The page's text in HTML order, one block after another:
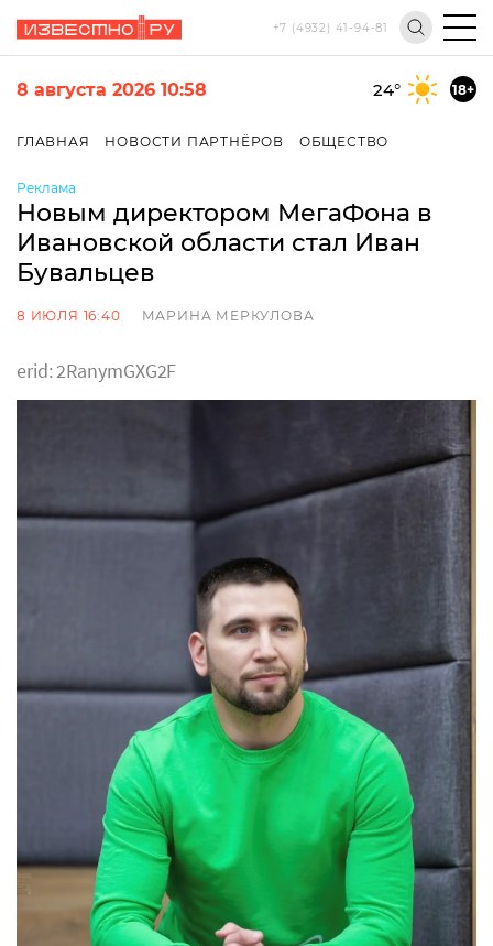
+7 (4932) 41-94-81
8 августа 2026 10:58 24° 18+
ГЛАВНАЯ НОВОСТИ ПАРТНЁРОВ ОБЩЕСТВО
Реклама
Новым директором МегаФона в
Ивановской области стал Иван
Бувальцев
8 ИЮЛЯ 16:40 МАРИНА МЕРКУЛОВА
erid: 2RanymGXG2F